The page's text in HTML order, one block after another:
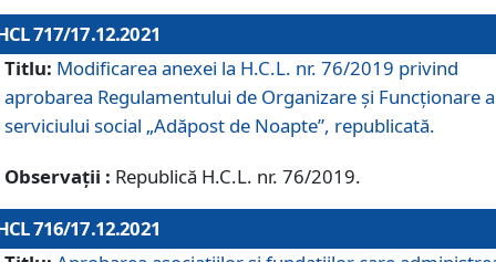
717/17.12.2021
Titlu: Modificarea anexei la H.C.L. nr. 76/2019 privind
aprobarea Regulamentului de Organizare şi Funcționare
serviciului social „Adăpost de Noapte”, republicată.
Observații : Republică H.C.L. nr. 76/2019.
716/17.12.2021